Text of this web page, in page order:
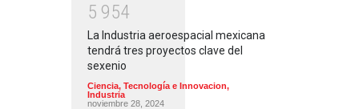
5 954
La Industria aeroespacial mexicana
tendrá tres proyectos clave del
sexenio
Ciencia, Tecnología e Innovacion,
Industria
noviembre 28, 2024